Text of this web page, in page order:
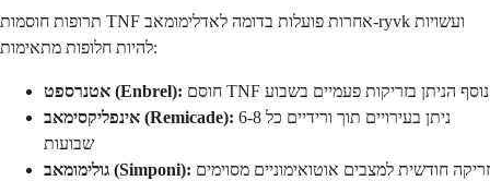
תרופות חוסמות TNF אחרות פועלות בדומה לאדלימומאב-ryvk ועשויות
להיות חלופות מתאימות:
אטנרספט (Enbrel):
חוסם TNF נוסף הניתן בזריקות פעמיים בשבוע
אינפליקסימאב (Remicade):
שבועות
גולימומאב (Simponi): זריקה חודשית למצבים אוטואימוניים מסוימים